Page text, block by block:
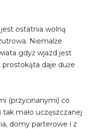
ostatnia wolną
Niemalże
gdyż wjazd jest
prostokąta daje duże
(przycinanymi) co
mało uczęszczanej
domy parterowe i z